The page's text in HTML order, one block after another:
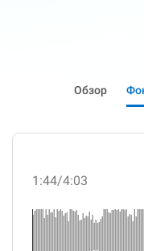
Обзор
1:44/4:03